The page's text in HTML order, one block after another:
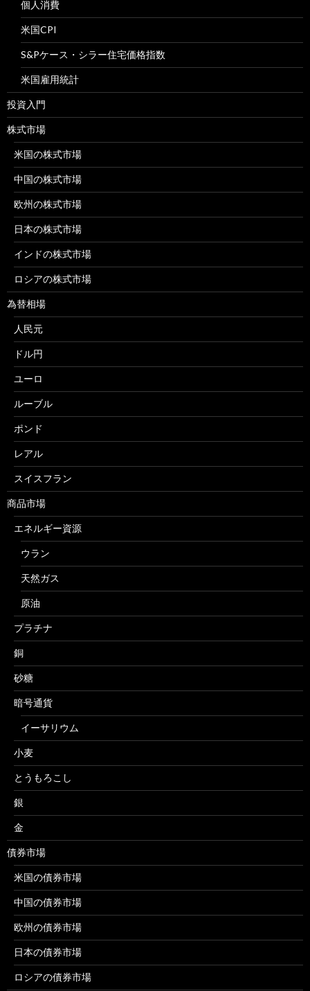
個人消費
米国CPI
S&Pケース・シラー住宅価格指数
米国雇用統計
投資入門
株式市場
米国の株式市場
中国の株式市場
欧州の株式市場
日本の株式市場
インドの株式市場
ロシアの株式市場
為替相場
人民元
ドル円
ユーロ
ルーブル
ポンド
レアル
スイスフラン
商品市場
エネルギー資源
ウラン
天然ガス
原油
プラチナ
銅
砂糖
暗号通貨
イーサリウム
小麦
とうもろこし
銀
金
債券市場
米国の債券市場
中国の債券市場
欧州の債券市場
日本の債券市場
ロシアの債券市場